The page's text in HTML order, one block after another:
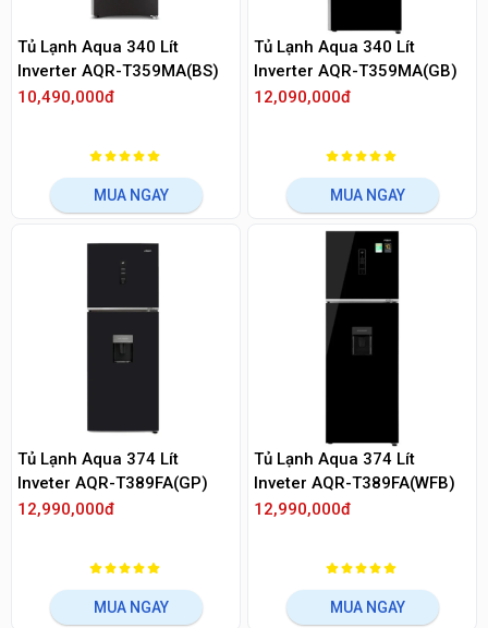
Tủ Lạnh Aqua 340 Lít
Inverter AQR-T359MA(BS)
10,490,000đ
MUA NGAY
Tủ Lạnh Aqua 340 Lít
Inverter AQR-T359MA(GB)
12,090,000đ
MUA NGAY
Tủ Lạnh Aqua 374 Lít
Inveter AQR-T389FA(GP)
12,990,000đ
MUA NGAY
Tủ Lạnh Aqua 374 Lít
Inveter AQR-T389FA(WFB)
12,990,000đ
MUA NGAY